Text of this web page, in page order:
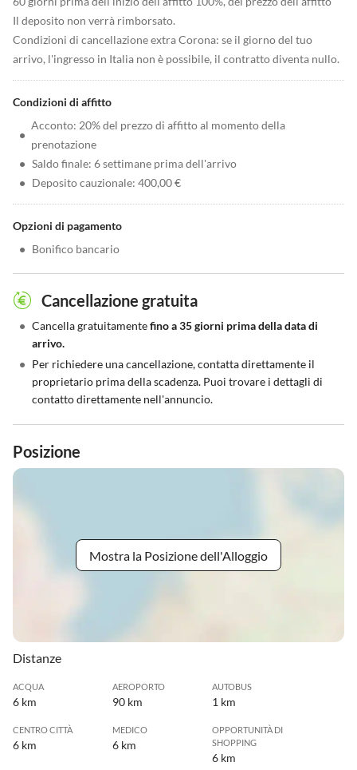
Il deposito non verrà rimborsato.
Condizioni di cancellazione extra Corona: se il giorno del tuo
arrivo, l'ingresso in Italia non è possibile, il contratto diventa nullo.
Condizioni di affitto
•
Acconto: 20% del prezzo di affitto al momento della
prenotazione
• Saldo finale: 6 settimane prima dell'arrivo
• Deposito cauzionale: 400,00 €
Opzioni di pagamento
• Bonifico bancario
Cancellazione gratuita
• Cancella gratuitamentefino a 35 giorni prima della data di
arrivo.
• Per richiedere una cancellazione, contatta direttamente il
proprietario prima della scadenza. Puoi trovare i dettagli di
contatto direttamente nell'annuncio.
Posizione
Mostra la Posizione dell'Alloggio
Distanze
ACQUA
6 km
AEROPORTO
90 km
AUTOBUS
1 km
CENTRO CITTÀ
6 km
MEDICO
6 km
OPPORTUNITÀ DI
SHOPPING
6 km